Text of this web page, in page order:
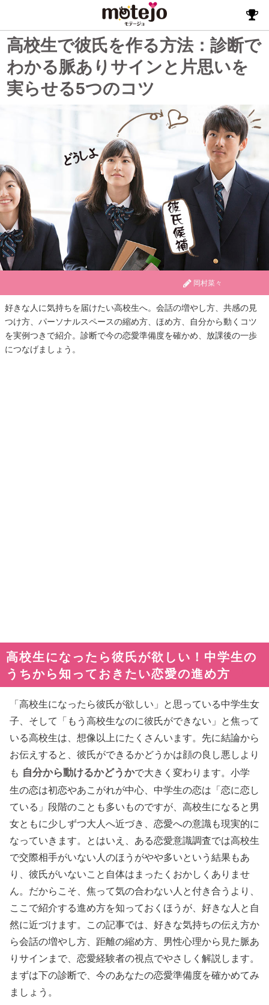
高校生で彼氏を作る方法：診断で
わかる脈ありサインと片思いを
実らせる5つのコツ
岡村菜々
好きな人に気持ちを届けたい高校生へ。会話の増やし方、共感の見
つけ方、パーソナルスペースの縮め方、ほめ方、自分から動くコツ
を実例つきで紹介。診断で今の恋愛準備度を確かめ、放課後の一歩
につなげましょう。
高校生になったら彼氏が欲しい！中学生の
うちから知っておきたい恋愛の進め方
「高校生になったら彼氏が欲しい」と思っている中学生女
子、そして「もう高校生なのに彼氏ができない」と焦って
いる高校生は、想像以上にたくさんいます。先に結論から
お伝えすると、彼氏ができるかどうかは顔の良し悪しより
も 自分から動けるかどうかで大きく変わります。小学
生の恋は初恋やあこがれが中心、中学生の恋は「恋に恋し
ている」段階のことも多いものですが、高校生になると男
女ともに少しずつ大人へ近づき、恋愛への意識も現実的に
なっていきます。とはいえ、ある恋愛意識調査では高校生
で交際相手がいない人のほうがやや多いという結果もあ
り、彼氏がいないこと自体はまったくおかしくありませ
ん。だからこそ、焦って気の合わない人と付き合うより、
ここで紹介する進め方を知っておくほうが、好きな人と自
然に近づけます。この記事では、好きな気持ちの伝え方か
ら会話の増やし方、距離の縮め方、男性心理から見た脈あ
りサインまで、恋愛経験者の視点でやさしく解説します。
まずは下の診断で、今のあなたの恋愛準備度を確かめてみ
ましょう。